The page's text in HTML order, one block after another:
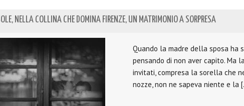
NELLA COLLINA CHE DOMINA FIRENZE, UN MATRIMONIO A SORPRESA
Quando la madre della sposa ha
pensando di non aver capito. Ma
invitati, compresa la sorella che
nozze, non ne sapeva niente e la